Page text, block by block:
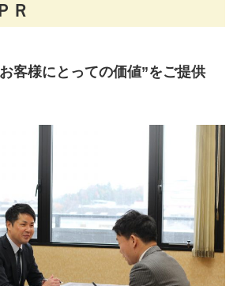
Ｒ
客様にとっての価値”をご提供